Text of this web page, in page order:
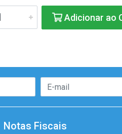
Adicionar ao
Notas Fiscais